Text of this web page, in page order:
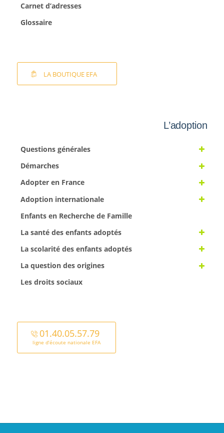
Carnet d’adresses
Glossaire
LA BOUTIQUE EFA
L’adoption
Questions générales
Démarches
Adopter en France
Adoption internationale
Enfants en Recherche de Famille
La santé des enfants adoptés
La scolarité des enfants adoptés
La question des origines
Les droits sociaux
01.40.05.57.79
ligne d’écoute nationale EFA